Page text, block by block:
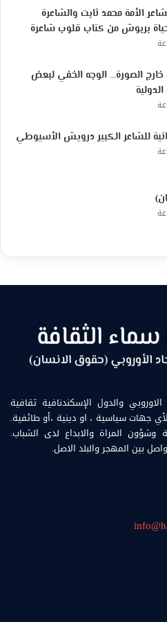
الأمة محمد ثابت والشاعرة
بربوش من كتاب قلوب شاعرة
خارج الصورة… الوجه الخفي لبعض
للشاعر الكبير درويش الأسيوطي
والدول الإسكندنافية ثقافية
جهات سياسية ، او دينية ،أو طائفية.
المراة والابداع لدى الشباب.
بين المهجر والبلد الاصل.